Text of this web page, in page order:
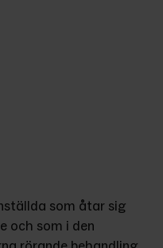
som åtar sig
och som i den